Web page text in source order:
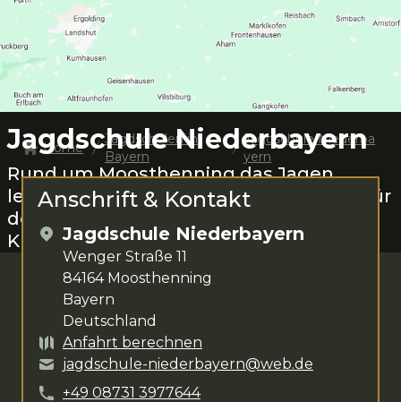
Jagdschule Niederbayern
Rund umMoosthenningdas Jagen
lernen.Markus Klankermeier
steht dir für
deine Anliegen zur Verfügung. Das
Kursangebot umfasst Abendkurs
Home
Jagdschulen in
Bayern
Jagdschule Niederba
yern
Anschrift & Kontakt
Jagdschule Niederbayern
Wenger Straße 11
84164 Moosthenning
Bayern
Deutschland
Anfahrt berechnen
jagdschule-niederbayern@web.de
+49 08731 3977644